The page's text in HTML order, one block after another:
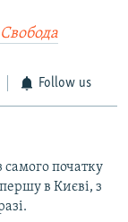
Follow us
самого початку
в Києві, з